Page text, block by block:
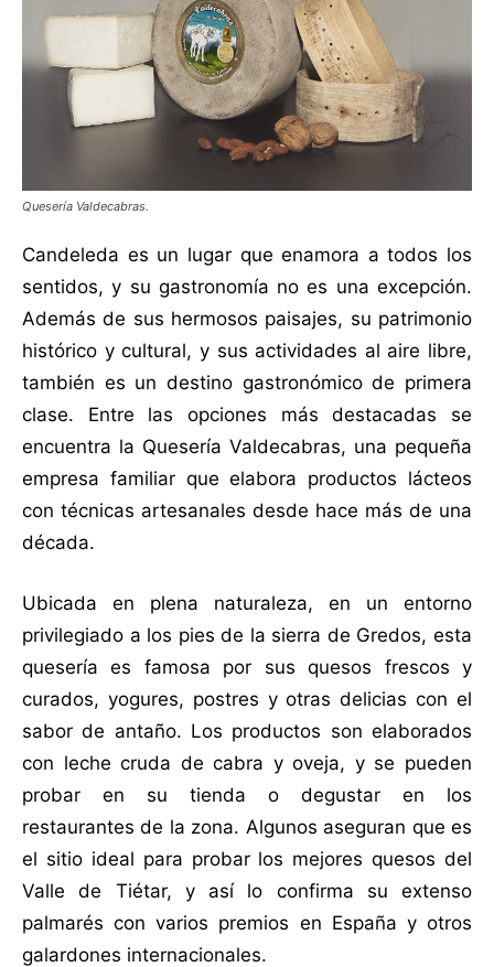
Quesería Valdecabras.
Candeleda es un lugar que enamora a todos los
sentidos, y su gastronomía no es una excepción.
Además de sus hermosos paisajes, su patrimonio
histórico y cultural, y sus actividades al aire libre,
también es un destino gastronómico de primera
clase. Entre las opciones más destacadas se
encuentra la Quesería Valdecabras, una pequeña
empresa familiar que elabora productos lácteos
con técnicas artesanales desde hace más de una
década.
Ubicada en plena naturaleza, en un entorno
privilegiado a los pies de la sierra de Gredos, esta
quesería es famosa por sus quesos frescos y
curados, yogures, postres y otras delicias con el
sabor de antaño. Los productos son elaborados
con leche cruda de cabra y oveja, y se pueden
probar en su tienda o degustar en los
restaurantes de la zona. Algunos aseguran que es
el sitio ideal para probar los mejores quesos del
Valle de Tiétar, y así lo confirma su extenso
palmarés con varios premios en España y otros
galardones internacionales.